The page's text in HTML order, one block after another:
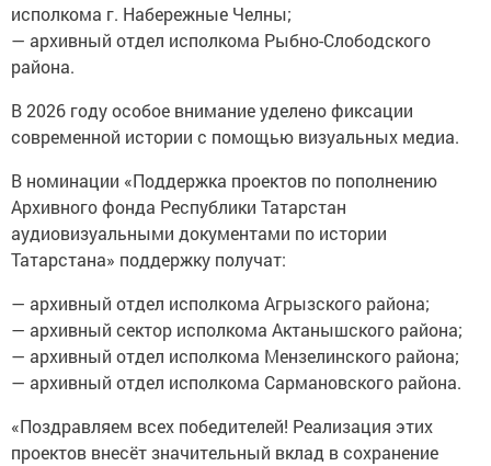
исполкома г. Набережные Челны;
— архивный отдел исполкома Рыбно-Слободского
района.
В 2026 году особое внимание уделено фиксации
современной истории с помощью визуальных медиа.
В номинации «Поддержка проектов по пополнению
Архивного фонда Республики Татарстан
аудиовизуальными документами по истории
Татарстана» поддержку получат:
— архивный отдел исполкома Агрызского района;
— архивный сектор исполкома Актанышского района;
— архивный отдел исполкома Мензелинского района;
— архивный отдел исполкома Сармановского района.
«Поздравляем всех победителей! Реализация этих
проектов внесёт значительный вклад в сохранение